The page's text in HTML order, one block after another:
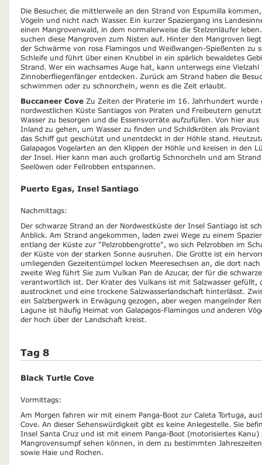
Die Besucher, die mittlerweile an den Strand von Espumilla
Vögeln und nicht nach Wasser. Ein kurzer Spaziergang ins
einen Mangrovenwald, in dem normalerweise die Stelzenläufer
suchen diese Mangroven zum Nisten auf. Hinter den Mangroven
der Schwärme von rosa Flamingos und Weißwangen-Spießenten zu
Schleife und führt über einen Knubbel in ein spärlich bewaldetes
Strand. Wer ein wachsames Auge hat, kann unterwegs eine
Zinnoberfliegenfänger entdecken. Zurück am Strand haben die
schwimmen oder zu schnorcheln, wenn es die Zeit erlaubt.
Buccaneer Cove Zu Zeiten der Piraterie im 16. Jahrhundert wurde
nordwestlichen Küste Santiagos von Piraten und Freibeutern
Wasser zu besorgen und die Essensvorräte aufzufüllen. Von hier
Inland zu gehen, um Wasser zu finden und Schildkröten als
das Schiff gut geschützt und unentdeckt in der Höhle stand.
Galapagos Vogelarten an den Klippen der Höhle und kreisen in den
der Insel. Hier kann man auch großartig Schnorcheln und am
Seelöwen oder Fellrobben entspannen.
Puerto Egas, Insel Santiago
Nachmittags:
Der schwarze Strand an der Nordwestküste der Insel Santiago ist
Anblick. Am Strand angekommen, laden zwei Wege zu einem
entlang der Küste zur "Pelzrobbengrotte", wo sich Pelzrobben im
der Küste von der starken Sonne ausruhen. Die Grotte ist ein
umliegenden Gezeitentümpel locken Meeresechsen an, die dort
zweite Weg führt Sie zum Vulkan Pan de Azucar, der für die
verantwortlich ist. Der Krater des Vulkans ist mit Salzwasser gefüllt,
austrocknet und eine trockene Salzwasserlandschaft hinterlässt.
ein Salzbergwerk in Erwägung gezogen, aber wegen mangelnder
Lagune ist häufig Heimat von Galapagos-Flamingos und anderen
der hoch über der Landschaft kreist.
Tag 8
Black Turtle Cove
Vormittags:
Am Morgen fahren wir mit einem Panga-Boot zur Caleta Tortuga,
Cove. An dieser Sehenswürdigkeit gibt es keine Anlegestelle. Sie
Insel Santa Cruz und ist mit einem Panga-Boot (motorisiertes Kanu)
Mangrovensumpf sehen können, in dem zu bestimmten
sowie Haie und Rochen.